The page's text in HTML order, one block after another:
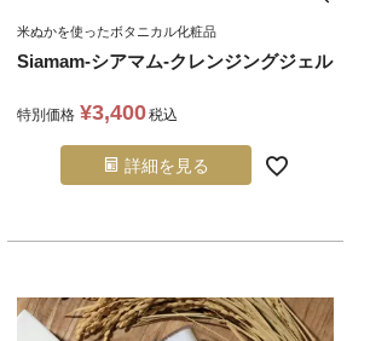
米ぬかを使ったボタニカル化粧品
Siamam-シアマム-クレンジングジェル
特別価格 ¥3,400税込
詳細を見る